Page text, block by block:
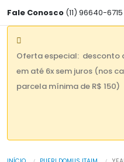
Fale Conosco (11) 96640-6715
Oferta especial: desconto
em até 6x sem juros (nos
parcela mínima de R$ 150)